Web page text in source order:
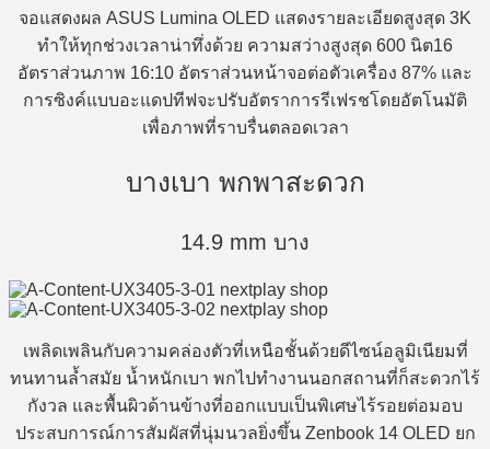
จอแสดงผล ASUS Lumina OLED แสดงรายละเอียดสูงสุด 3K
ทำให้ทุกช่วงเวลาน่าทึ่งด้วย ความสว่างสูงสุด 600 นิต16
อัตราส่วนภาพ 16:10 อัตราส่วนหน้าจอต่อตัวเครื่อง 87% และ
การซิงค์แบบอะแดปทีฟจะปรับอัตราการรีเฟรชโดยอัตโนมัติ
เพื่อภาพที่ราบรื่นตลอดเวลา
บางเบา พกพาสะดวก
14.9 mm บาง
เพลิดเพลินกับความคล่องตัวที่เหนือชั้นด้วยดีไซน์อลูมิเนียมที่
ทนทานล้ำสมัย น้ำหนักเบา พกไปทำงานนอกสถานที่ก็สะดวกไร้
กังวล และพื้นผิวด้านข้างที่ออกแบบเป็นพิเศษไร้รอยต่อมอบ
ประสบการณ์การสัมผัสที่นุ่มนวลยิ่งขึ้น Zenbook 14 OLED ยก